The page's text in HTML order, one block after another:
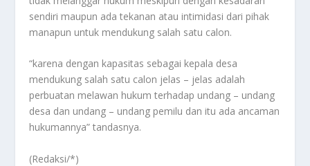
sendiri maupun ada tekanan atau intimidasi dari pihak
manapun untuk mendukung salah satu calon.
“karena dengan kapasitas sebagai kepala desa
mendukung salah satu calon jelas – jelas adalah
perbuatan melawan hukum terhadap undang – undang
desa dan undang – undang pemilu dan itu ada ancaman
hukumannya” tandasnya.
(Redaksi/*)